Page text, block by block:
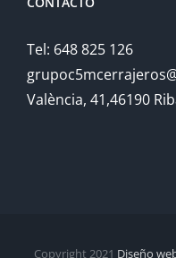
Tel: 648 825 126
València, 41,46190
Copyright 2021 Diseño